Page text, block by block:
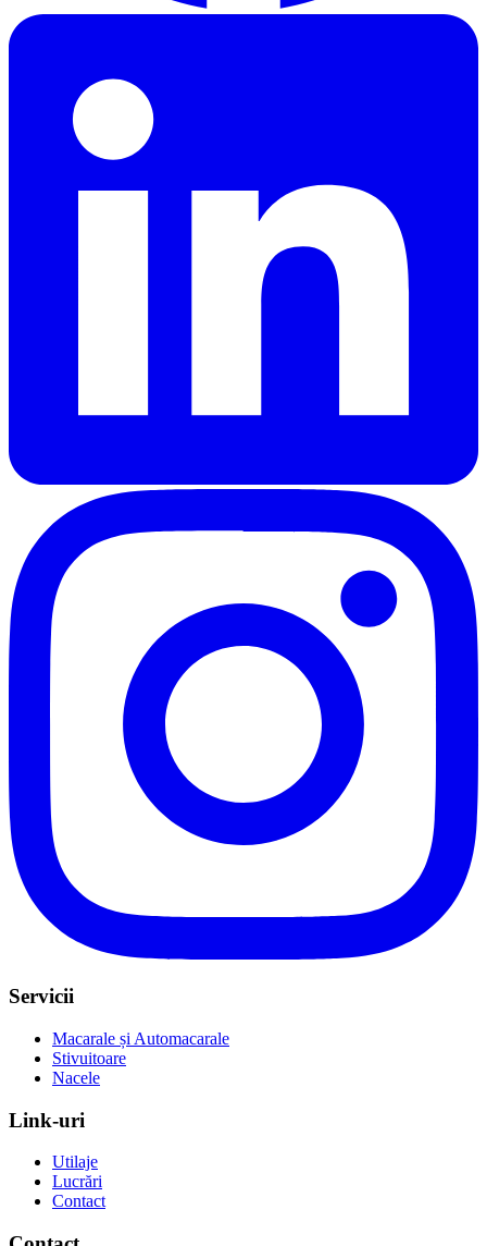
Servicii
Macarale și Automacarale
Stivuitoare
Nacele
Link-uri
Utilaje
Lucrări
Contact